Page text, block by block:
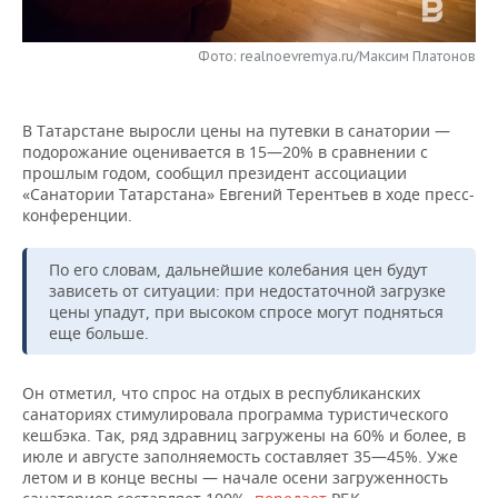
ЭНЕРГЕТИКА
РОЗНИЧНАЯ ТОРГОВЛЯ
УСЛУГИ
НОВОСТИ ТЕХНОЛОГИЙ
МЕДИА
ТЕЛЕКОММУНИКАЦИИ
МЕРОПРИЯТИЯ
ВЫЕЗДНАЯ РЕДАКЦИЯ
БИЗНЕС-БРАНЧИ
ONLINE-КОНФЕРЕНЦИИ
ОТКРЫТАЯ ЛЕКЦИЯ
НОВОСТИ СПОРТА
ФУТБОЛ
ХОККЕЙ
БАСКЕТБОЛ
ВОЛЕЙБОЛ
КИБЕРСПОРТ
ФИГУРНОЕ КАТАНИЕ
ОБЩЕСТВО
НОВОСТИ ОБЩЕСТВА
ВЛАСТЬ
ИНФРАСТРУКТУРА
ИСТОРИЯ
КУЛЬТУРА
МЕДИЦИНА
ФОТОГАЛЕРЕЯ
СЮЖЕТЫ
СПРАВОЧНИК
СПИСОК ПЕРСОН
СПИСОК КОМПАНИЙ
ПОЛНАЯ ВЕРСИЯ
Фото: realnoevremya.ru/Максим Платонов
В Татарстане выросли цены на путевки в санатории —
подорожание оценивается в 15—20% в сравнении с
прошлым годом, сообщил президент ассоциации
«Санатории Татарстана» Евгений Терентьев в ходе пресс-
конференции.
По его словам, дальнейшие колебания цен будут
зависеть от ситуации: при недостаточной загрузке
цены упадут, при высоком спросе могут подняться
еще больше.
Он отметил, что спрос на отдых в республиканских
санаториях стимулировала программа туристического
кешбэка. Так, ряд здравниц загружены на 60% и более, в
июле и августе заполняемость составляет 35—45%. Уже
летом и в конце весны — начале осени загруженность